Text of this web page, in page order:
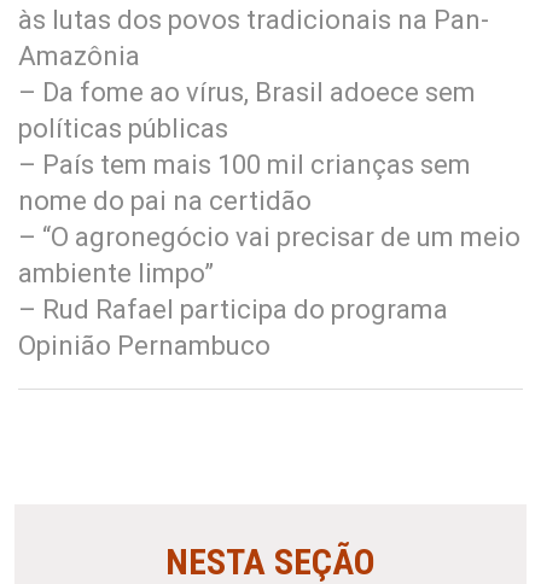
às lutas dos povos tradicionais na Pan-
Amazônia
– Da fome ao vírus, Brasil adoece sem
políticas públicas
– País tem mais 100 mil crianças sem
nome do pai na certidão
– “O agronegócio vai precisar de um meio
ambiente limpo”
– Rud Rafael participa do programa
Opinião Pernambuco
NESTA SEÇÃO